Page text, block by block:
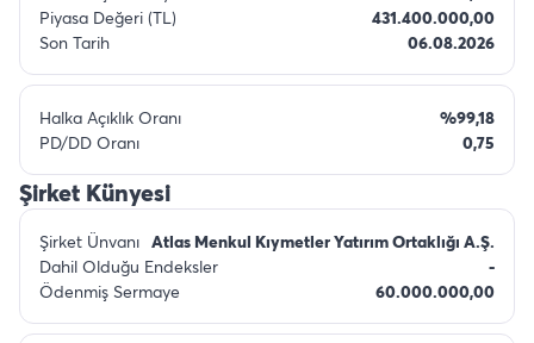
Piyasa Değeri (TL)
431.400.000,00
Son Tarih
06.08.2026
Halka Açıklık Oranı
%99,18
PD/DD Oranı
0,75
Şirket Künyesi
Şirket Ünvanı Atlas Menkul Kıymetler Yatırım Ortaklığı A.Ş.
Dahil Olduğu Endeksler
-
Ödenmiş Sermaye
60.000.000,00